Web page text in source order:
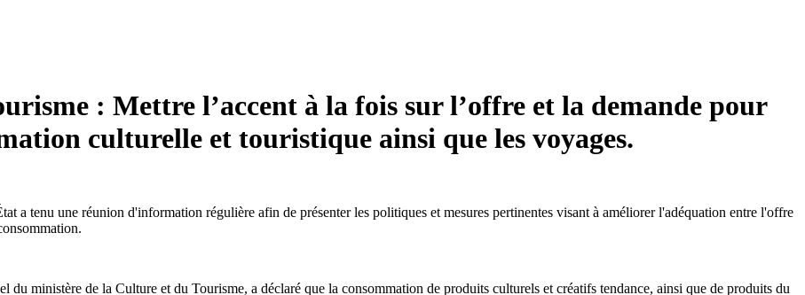
: Mettre l’accent à la fois sur l’offre et la demande pour
culturelle et touristique ainsi que les voyages.
a tenu une réunion d'information régulière afin de présenter les politiques et mesures pertinentes visant à améliorer l'adéquation entre l'offre
ministère de la Culture et du Tourisme, a déclaré que la consommation de produits culturels et créatifs tendance, ainsi que de produits du